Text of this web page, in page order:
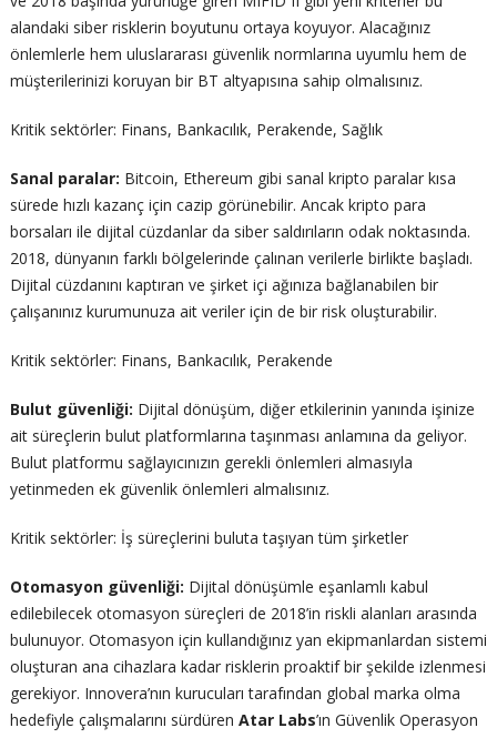
alandaki siber risklerin boyutunu ortaya koyuyor. Alacağınız
önlemlerle hem uluslararası güvenlik normlarına uyumlu hem de
müşterilerinizi koruyan bir BT altyapısına sahip olmalısınız.
Kritik sektörler: Finans, Bankacılık, Perakende, Sağlık
Sanal paralar: Bitcoin, Ethereum gibi sanal kripto paralar kısa
sürede hızlı kazanç için cazip görünebilir. Ancak kripto para
borsaları ile dijital cüzdanlar da siber saldırıların odak noktasında.
2018, dünyanın farklı bölgelerinde çalınan verilerle birlikte başladı.
Dijital cüzdanını kaptıran ve şirket içi ağınıza bağlanabilen bir
çalışanınız kurumunuza ait veriler için de bir risk oluşturabilir.
Kritik sektörler: Finans, Bankacılık, Perakende
Bulut güvenliği: Dijital dönüşüm, diğer etkilerinin yanında işinize
ait süreçlerin bulut platformlarına taşınması anlamına da geliyor.
Bulut platformu sağlayıcınızın gerekli önlemleri almasıyla
yetinmeden ek güvenlik önlemleri almalısınız.
Kritik sektörler: İş süreçlerini buluta taşıyan tüm şirketler
Otomasyon güvenliği: Dijital dönüşümle eşanlamlı kabul
edilebilecek otomasyon süreçleri de 2018’in riskli alanları arasında
bulunuyor. Otomasyon için kullandığınız yan ekipmanlardan sistemi
oluşturan ana cihazlara kadar risklerin proaktif bir şekilde izlenmesi
gerekiyor. Innovera’nın kurucuları tarafından global marka olma
hedefiyle çalışmalarını sürdüren Atar Labs’ın Güvenlik Operasyon